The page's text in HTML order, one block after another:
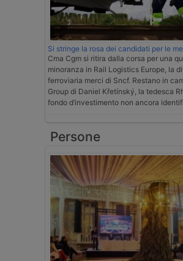
Si stringe la rosa dei candidati per le
Cma Cgm si ritira dalla corsa per una
minoranza in Rail Logistics Europe, la
ferroviaria merci di Sncf. Restano in
Group di Daniel Křetínský, la tedesca
fondo d’investimento non ancora
Persone